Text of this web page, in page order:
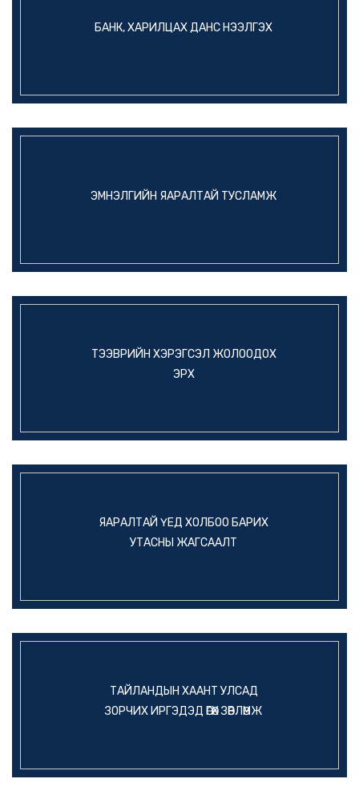
БАНК, ХАРИЛЦАХ ДАНС НЭЭЛГЭХ
ЭМНЭЛГИЙН ЯАРАЛТАЙ ТУСЛАМЖ
ТЭЭВРИЙН ХЭРЭГСЭЛ ЖОЛООДОХ
ЭРХ
ЯАРАЛТАЙ ҮЕД ХОЛБОО БАРИХ
УТАСНЫ ЖАГСААЛТ
ТАЙЛАНДЫН ХААНТ УЛСАД
ЗОРЧИХ ИРГЭДЭД ӨГӨХ ЗӨВЛӨМЖ